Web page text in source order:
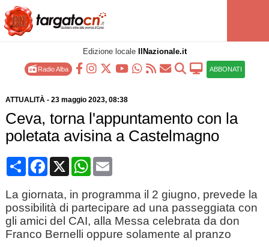
Edizione locale IlNazionale.it
Radio Alba ABBONATI
ATTUALITÀ- 23 maggio 2023, 08:38
Ceva, torna l'appuntamento con la
poletata avisina a Castelmagno
CondividiFacebook
X WhatsApp
Email
La giornata, in programma il 2 giugno, prevede la
possibilità di partecipare ad una passeggiata con
gli amici del CAI, alla Messa celebrata da don
Franco Bernelli oppure solamente al pranzo